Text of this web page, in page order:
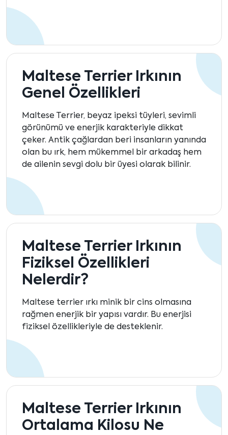
Maltese Terrier Irkının
Genel Özellikleri
Maltese Terrier, beyaz ipeksi tüyleri, sevimli
görünümü ve enerjik karakteriyle dikkat
çeker. Antik çağlardan beri insanların yanında
olan bu ırk, hem mükemmel bir arkadaş hem
de ailenin sevgi dolu bir üyesi olarak bilinir.
Maltese Terrier Irkının
Fiziksel Özellikleri
Nelerdir?
Maltese terrier ırkı minik bir cins olmasına
rağmen enerjik bir yapısı vardır. Bu enerjisi
fiziksel özellikleriyle de desteklenir.
Maltese Terrier Irkının
Ortalama Kilosu Ne